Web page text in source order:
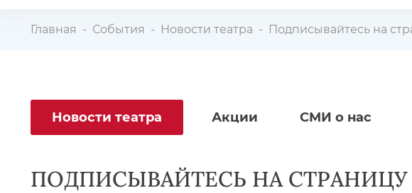
Главная События Новости театра Подписывайтесь на
Новости театра Акции СМИ о нас
ПОДПИСЫВАЙТЕСЬ НА СТРАНИЦУ